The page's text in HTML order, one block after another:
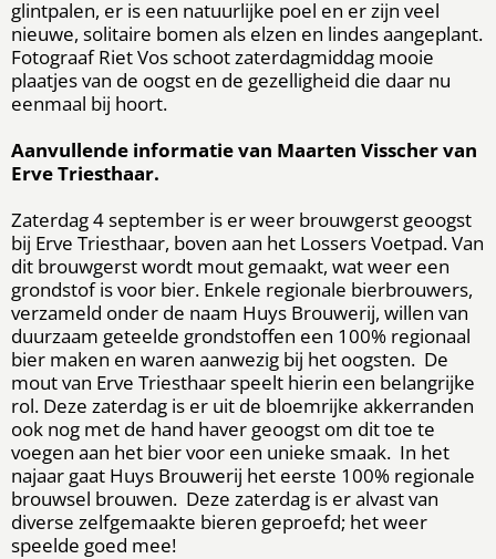
glintpalen, er is een natuurlijke poel en er zijn veel
nieuwe, solitaire bomen als elzen en lindes aangeplant.
Fotograaf Riet Vos schoot zaterdagmiddag mooie
plaatjes van de oogst en de gezelligheid die daar nu
eenmaal bij hoort.
Aanvullende informatie van Maarten Visscher van
Erve Triesthaar.
Zaterdag 4 september is er weer brouwgerst geoogst
bij Erve Triesthaar, boven aan het Lossers Voetpad. Van
dit brouwgerst wordt mout gemaakt, wat weer een
grondstof is voor bier. Enkele regionale bierbrouwers,
verzameld onder de naam Huys Brouwerij, willen van
duurzaam geteelde grondstoffen een 100% regionaal
bier maken en waren aanwezig bij het oogsten. De
mout van Erve Triesthaar speelt hierin een belangrijke
rol. Deze zaterdag is er uit de bloemrijke akkerranden
ook nog met de hand haver geoogst om dit toe te
voegen aan het bier voor een unieke smaak. In het
najaar gaat Huys Brouwerij het eerste 100% regionale
brouwsel brouwen. Deze zaterdag is er alvast van
diverse zelfgemaakte bieren geproefd; het weer
speelde goed mee!